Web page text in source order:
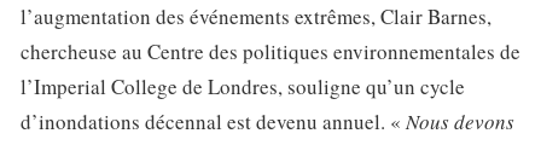
l’augmentation des événements extrêmes, Clair Barnes,
chercheuse au Centre des politiques environnementales de
l’Imperial College de Londres, souligne qu’un cycle
d’inondations décennal est devenu annuel. « Nous devons